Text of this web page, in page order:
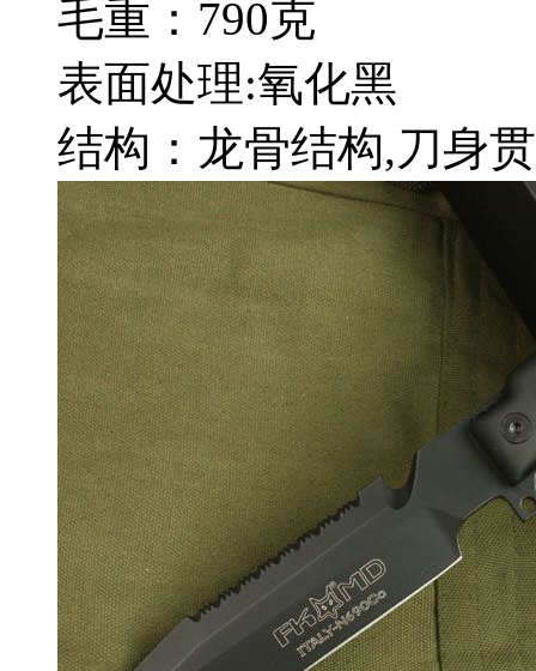
毛重：790克
表面处理:氧化黑
结构：龙骨结构,刀身